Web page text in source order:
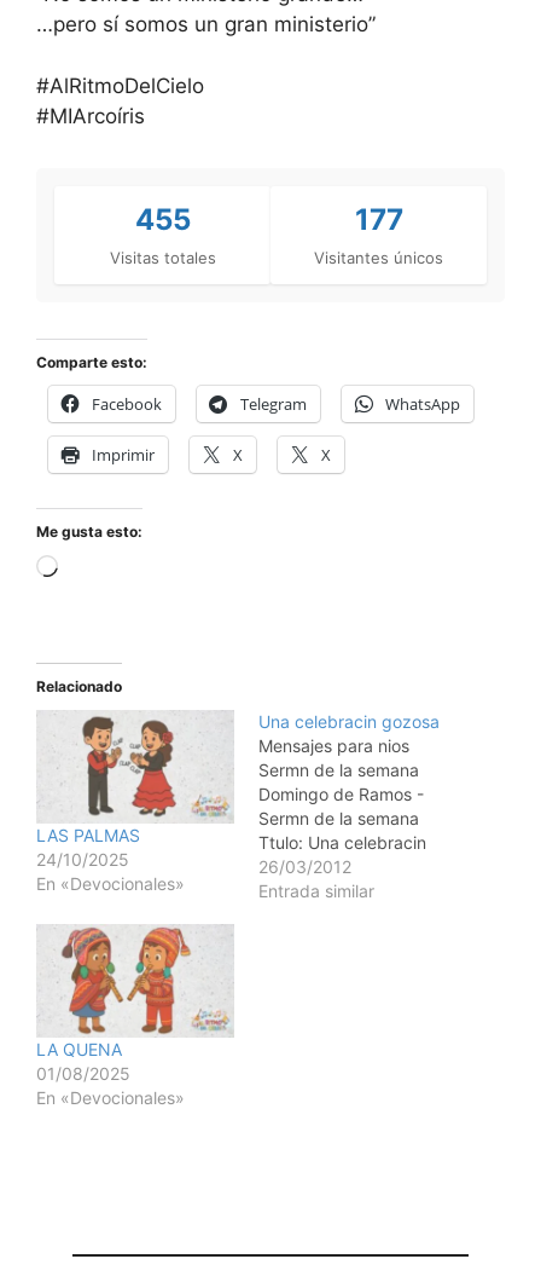
…pero sí somos un gran ministerio”
#AlRitmoDelCielo
#MIArcoíris
455
Visitas totales
177
Visitantes únicos
Comparte esto:
Facebook Telegram WhatsApp
Imprimir X X
Me gusta esto:
Relacionado
LAS PALMAS
24/10/2025
En «Devocionales»
Una celebracin gozosa
Mensajes para nios
Sermn de la semana
Domingo de Ramos -
Sermn de la semana
Ttulo: Una celebracin
gozosa Tema: Domingo
de Ramos - Alabando a
26/03/2012
Entrada similar
LA QUENA
01/08/2025
En «Devocionales»